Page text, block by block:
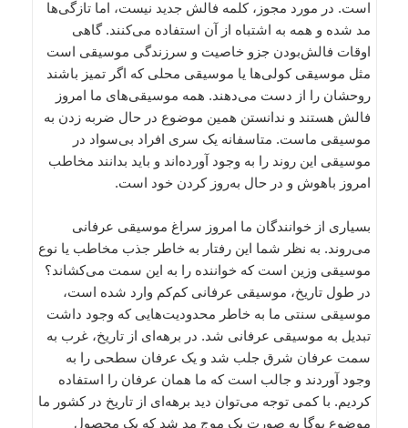
است. در مورد مجوز، کلمه فالش جدید نیست، اما تاز‌گی‌ها
مد شده و همه به اشتباه از آن استفاده می‌کنند. گاهی
اوقات فالش‌بودن جزو خاصیت و سرزندگی موسیقی است
مثل موسیقی کولی‌ها یا موسیقی محلی که اگر تمیز باشند
روحشان را از دست می‌دهند. همه‌ موسیقی‌های ما امروز
فالش هستند و ندانستن همین موضوع در حال ضربه زدن به
موسیقی ماست. متاسفانه یک سری افراد بی‌سواد در
موسیقی این روند را به وجود آورده‌اند و باید بدانند مخاطب
امروز باهوش و در حال به‌روز کردن خود است.
بسیاری از خوانندگان ما امروز سراغ موسیقی عرفانی
می‌روند. به نظر شما این رفتار به خاطر جذب مخاطب یا نوع
موسیقی وزین است که خواننده را به این سمت می‌کشاند؟
در طول تاریخ، موسیقی عرفانی کم‌کم وارد شده است،
موسیقی سنتی ما به خاطر محدودیت‌هایی که وجود داشت
تبدیل به موسیقی عرفانی شد. در برهه‌ای از تاریخ، غرب به
سمت عرفان شرق جلب شد و یک عرفان سطحی را به
وجود آوردند و جالب است که ما همان عرفان را استفاده
کردیم. با کمی توجه می‌توان دید برهه‌ای از تاریخ در کشور ما
موضوع یوگا به صورت یک موج مد شد که یک محصول